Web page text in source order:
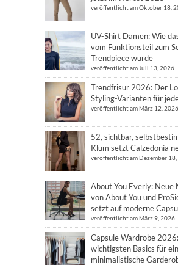
veröffentlicht am Oktober 18,
UV-Shirt Damen: Wie
vom Funktionsteil zum
Trendpiece wurde
veröffentlicht am Juli 13, 2026
Trendfrisur 2026: Der
Styling-Varianten für
veröffentlicht am März 12, 2026
52, sichtbar,
Klum setzt Calzedonia
veröffentlicht am Dezember 18,
About You Everly: Neue
von About You und
setzt auf moderne
veröffentlicht am März 9, 2026
Capsule Wardrobe
wichtigsten Basics für
minimalistische